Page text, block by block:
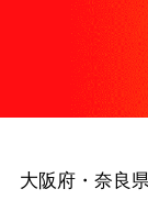
大阪府・奈良